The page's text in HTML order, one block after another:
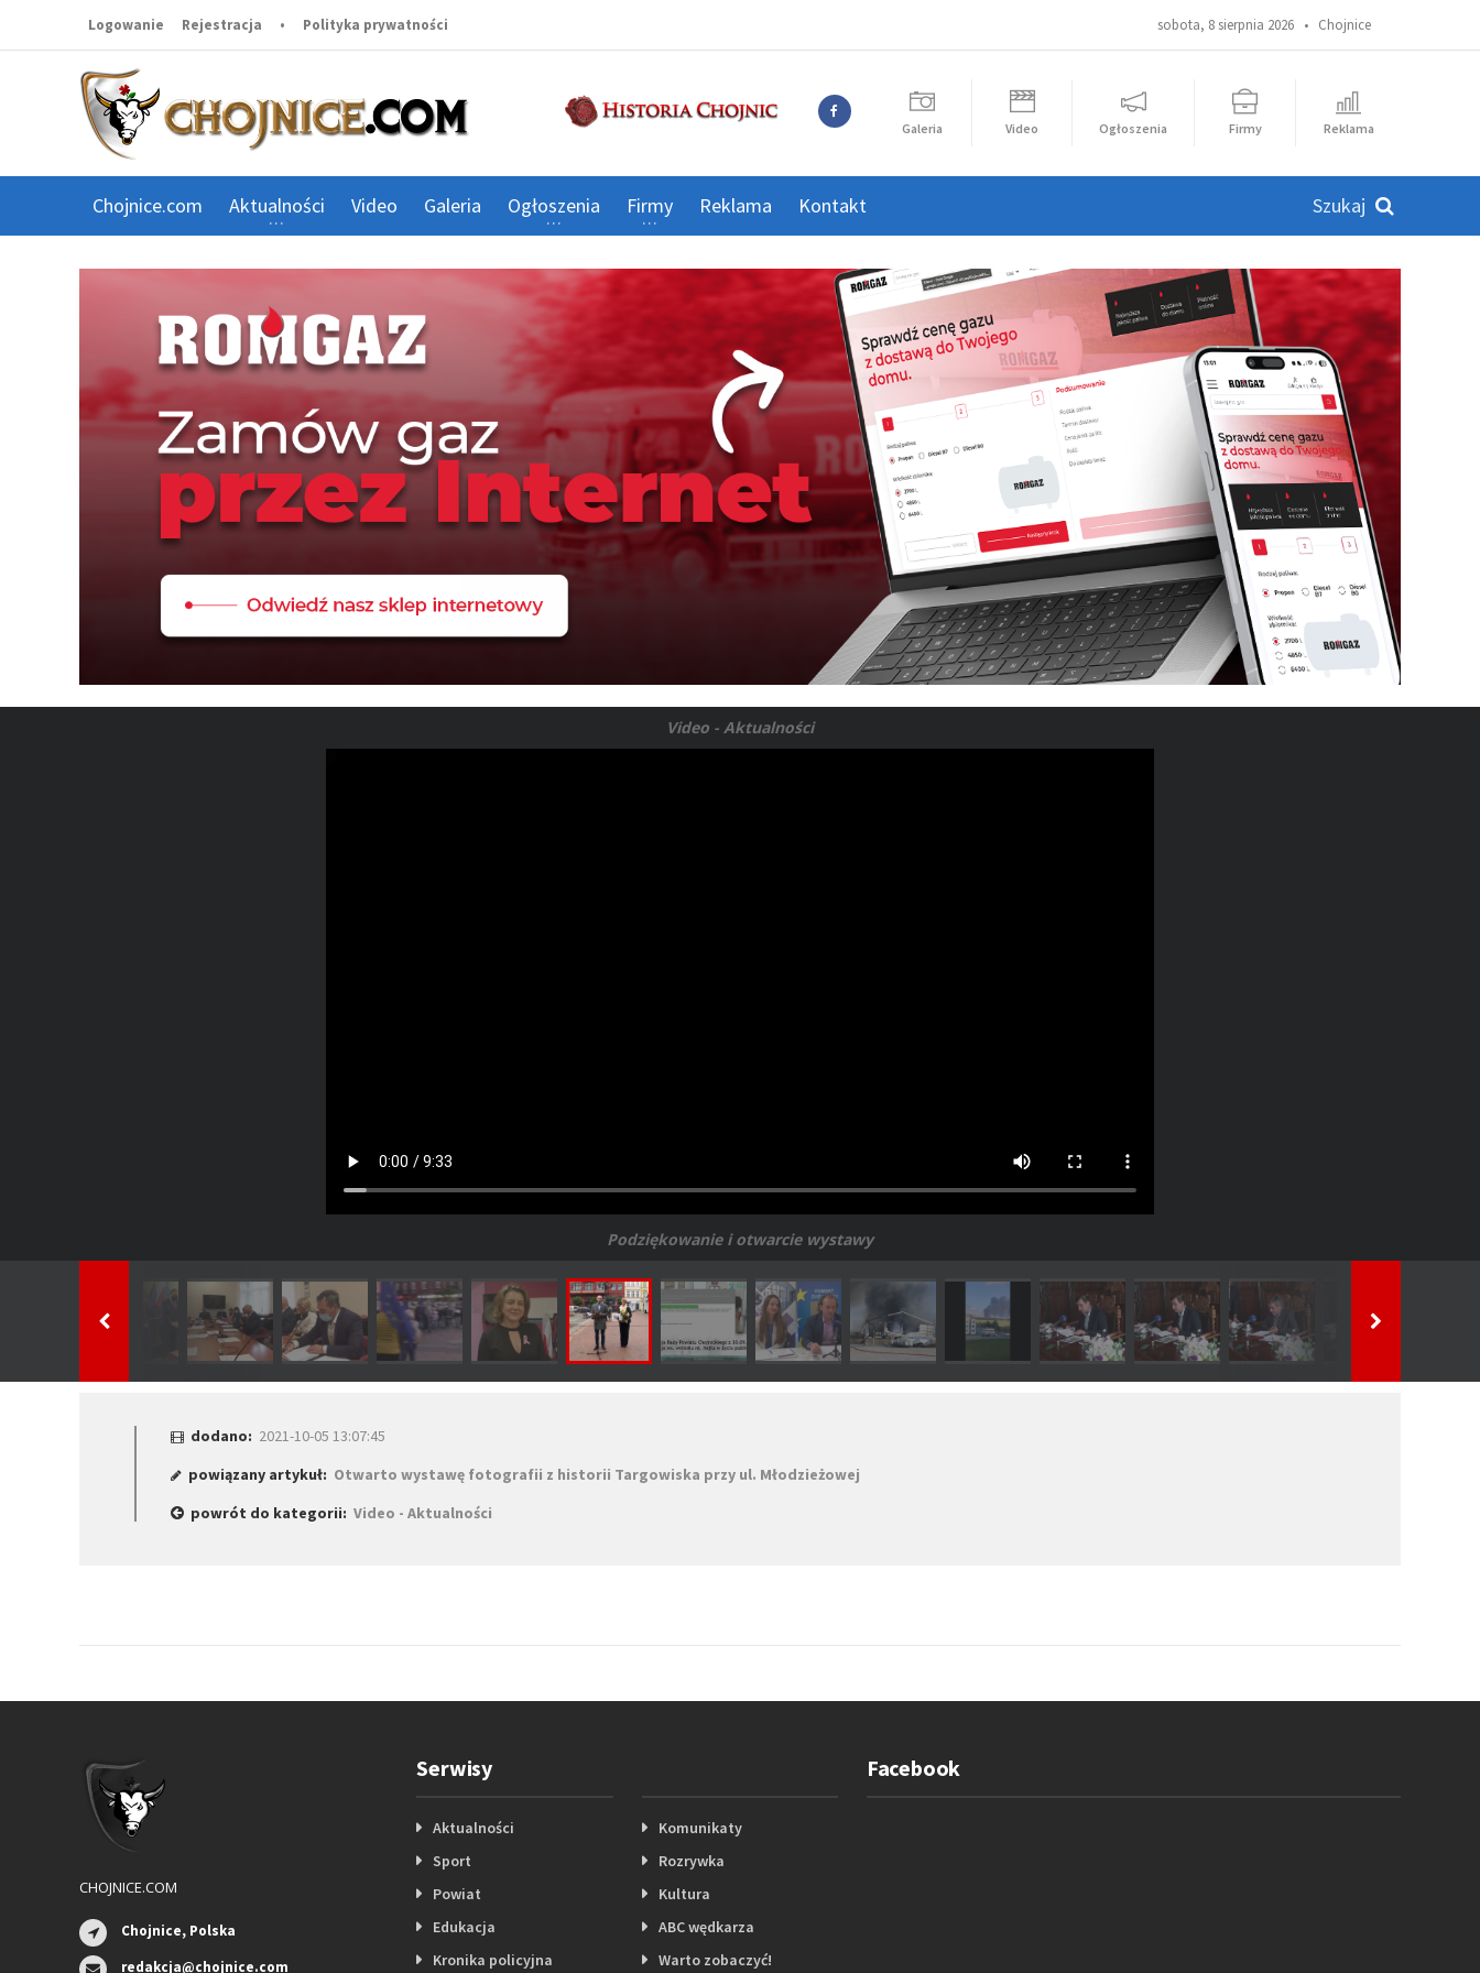
sobota, 8 sierpnia 2026 • Chojnice
Logowanie Rejestracja • Polityka prywatności
Galeria Video Ogłoszenia Firmy Reklama
Chojnice.com Aktualności Video Galeria Ogłoszenia Firmy Reklama Kontakt
Video - Aktualności
Podziękowanie i otwarcie wystawy
dodano: 2021-10-05 13:07:45
powiązany artykuł: Otwarto wystawę fotografii z historii Targowiska przy ul. Młodzieżowej
powrót do kategorii: Video - Aktualności
CHOJNICE.COM
Chojnice, Polska
redakcja@chojnice.com
Serwisy
Aktualności
Sport
Powiat
Edukacja
Kronika policyjna
Komunikaty
Rozrywka
Kultura
ABC wędkarza
Warto zobaczyć!
Facebook